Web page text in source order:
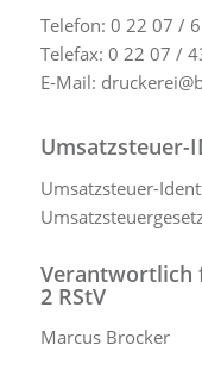
Telefon: 0 22 07 /
Telefax: 0 22 07 /
E-Mail:
Umsatzsteuer-
Umsatzsteuer-
Verantwortlich
2 RStV
Marcus Brocker